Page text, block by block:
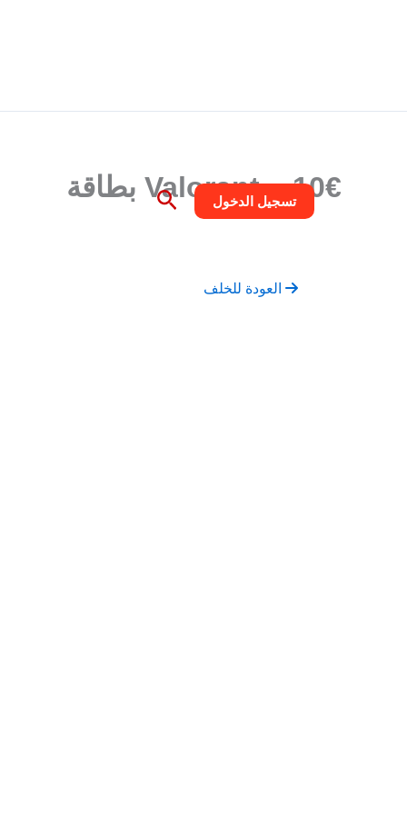
تسجيل الدخول البحث 10€ – Valorant بطاقة
العودة للخلف